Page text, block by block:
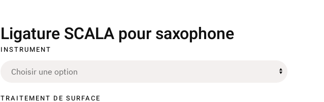
Ligature SCALA pour saxophone
INSTRUMENT
TRAITEMENT DE SURFACE